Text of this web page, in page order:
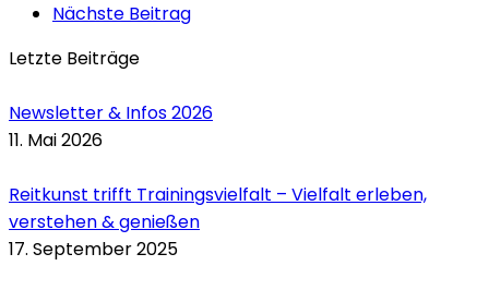
Nächste Beitrag
Letzte Beiträge
Newsletter & Infos 2026
11. Mai 2026
Reitkunst trifft Trainingsvielfalt – Vielfalt erleben,
verstehen & genießen
17. September 2025